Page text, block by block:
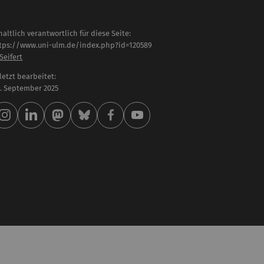
verantwortlich für diese Seite:
www.uni-ulm.de/index.php?id=120589
bearbeitet:
September 2025